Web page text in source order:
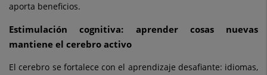
aporta beneficios.
Estimulación cognitiva: aprender cosas nuevas
mantiene el cerebro activo
El cerebro se fortalece con el aprendizaje desafiante: idiomas,